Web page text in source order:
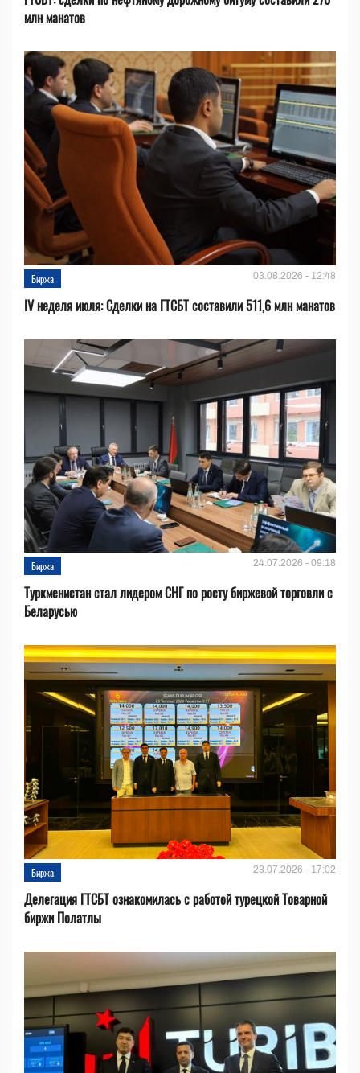
млн манатов
Биржа 03.08.2026 - 12:48
IV неделя июля: Сделки на ГТСБТ составили 511,6 млн манатов
Биржа 24.07.2026 - 09:18
Туркменистан стал лидером СНГ по росту биржевой торговли с
Беларусью
Биржа 23.07.2026 - 17:02
Делегация ГТСБТ ознакомилась с работой турецкой Товарной
биржи Полатлы